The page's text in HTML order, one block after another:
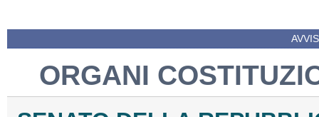
ORGANI